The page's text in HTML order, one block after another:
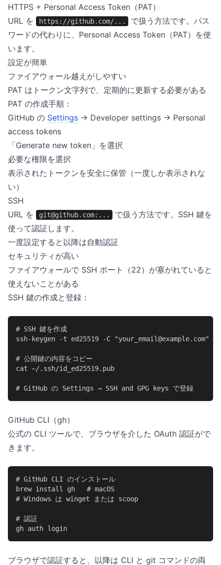
HTTPS + Personal Access Token（PAT）
URL を
https://github.com/...
で扱う方法です。パス
ワードの代わりに、Personal Access Token（PAT）を使
います。
設定が簡単
ファイアウォール越えがしやすい
PAT はトークン文字列で、定期的に更新する必要がある
PAT の作成手順：
GitHub の Settings → Developer settings → Personal
access tokens
「Generate new token」を選択
必要な権限を選択
表示されたトークンを安全に保管（一度しか表示されな
い）
SSH
URL を
git@github.com:...
で扱う方法です。SSH 鍵を
使って認証します。
一度設定すると以降は自動認証
セキュリティが高い
ファイアウォールで SSH ポート（22）が塞がれていると
使えないことがある
SSH 鍵の作成と登録：
# SSH 鍵を作成
ssh-keygen -t ed25519 -C "your_email@example.com"
# 公開鍵の内容をコピー
cat ~/.ssh/id_ed25519.pub
# GitHub の Settings → SSH and GPG keys で登録
GitHub CLI（gh）
公式の CLI ツールで、ブラウザを介した OAuth 認証がで
きます。
# GitHub CLI のインストール
brew install gh   # macOS
# Windows は winget または scoop
# 認証
gh auth login
ブラウザで認証すると、以降は CLI と git コマンドの両